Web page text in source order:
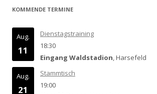
KOMMENDE TERMINE
Aug.
11
Dienstagstraining
18:30
Eingang Waldstadion, Harsefeld
Aug.
21
Stammtisch
19:00